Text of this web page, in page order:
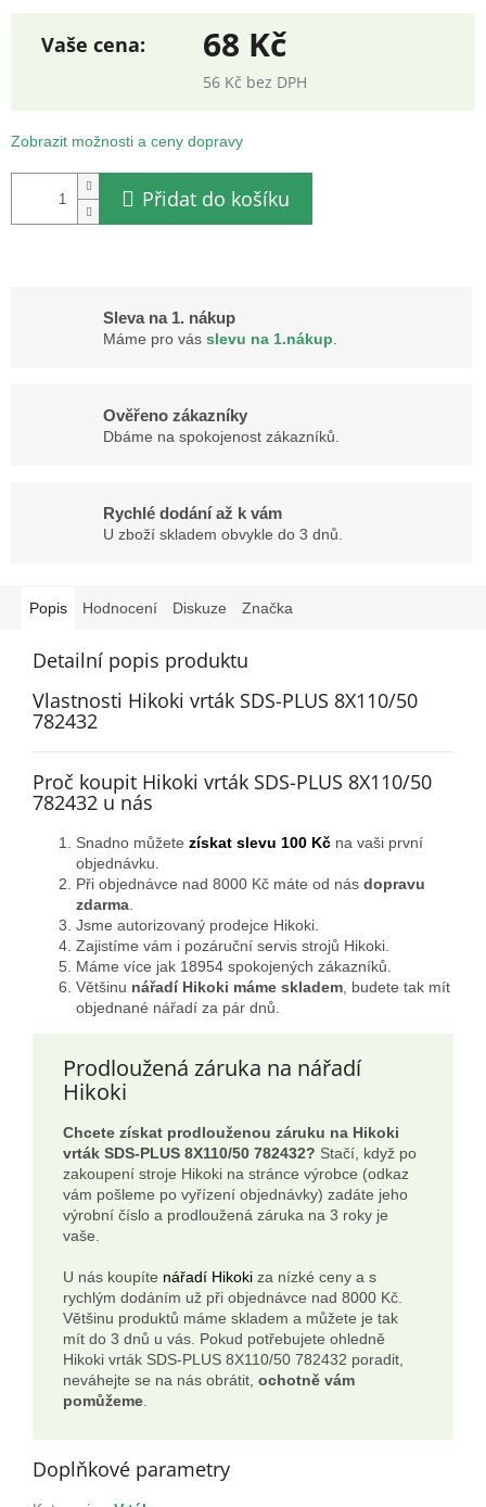
68 Kč
56 Kč bez DPH
cena:
Zobrazit možnosti a ceny dopravy
Přidat do košíku
Sleva na 1. nákup
Máme pro vás slevu na 1.nákup
Ověřeno zákazníky
Dbáme na spokojenost zákazníků.
Rychlé dodání až k vám
U zboží skladem obvykle do 3 dnů.
Popis Hodnocení Diskuze Značka
Detailní popis produktu
Vlastnosti Hikoki vrták SDS-PLUS 8X110/50
782432
Proč koupit Hikoki vrták SDS-PLUS 8X110/50
782432 u nás
Snadno můžete získat slevu 100 Kč na vaši první
objednávku.
Při objednávce nad 8000 Kč máte od nás dopravu
zdarma
Jsme autorizovaný prodejce Hikoki.
Zajistíme vám i pozáruční servis strojů Hikoki.
Máme více jak 18954 spokojených zákazníků.
Většinu nářadí Hikoki máme skladem , budete tak mít
objednané nářadí za pár dnů.
Prodloužená záruka na nářadí
Hikoki
Chcete získat prodlouženou záruku na Hikoki
vrták SDS-PLUS 8X110/50 782432? Stačí, když po
zakoupení stroje Hikoki na stránce výrobce (odkaz
vám pošleme po vyřízení objednávky) zadáte jeho
výrobní číslo a prodloužená záruka na 3 roky je
vaše.
U nás koupíte nářadí Hikoki za nízké ceny a s
rychlým dodáním už při objednávce nad 8000 Kč.
Většinu produktů máme skladem a můžete je tak
mít do 3 dnů u vás. Pokud potřebujete ohledně
Hikoki vrták SDS-PLUS 8X110/50 782432 poradit,
neváhejte se na nás obrátit, ochotně vám
pomůžeme
Doplňkové parametry